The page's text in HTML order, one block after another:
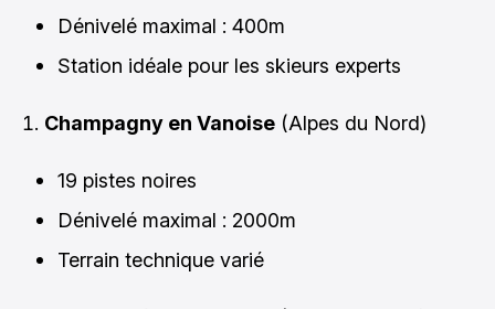
Dénivelé maximal : 400m
Station idéale pour les skieurs experts
Champagny en Vanoise (Alpes du Nord)
19 pistes noires
Dénivelé maximal : 2000m
Terrain technique varié